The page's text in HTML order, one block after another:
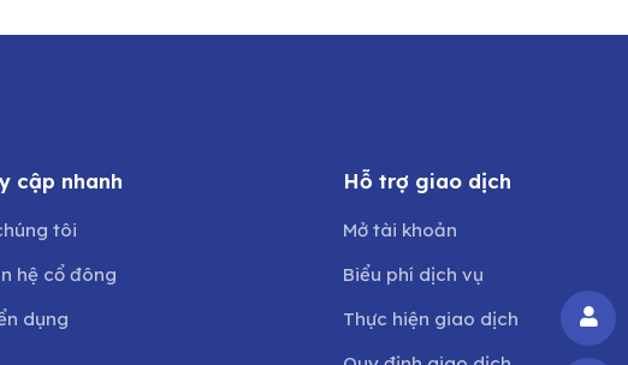
cập nhanh
tôi
hệ cổ đông
dụng
Hỗ trợ giao dịch
Mở tài khoản
Biểu phí dịch vụ
Thực hiện giao dịch